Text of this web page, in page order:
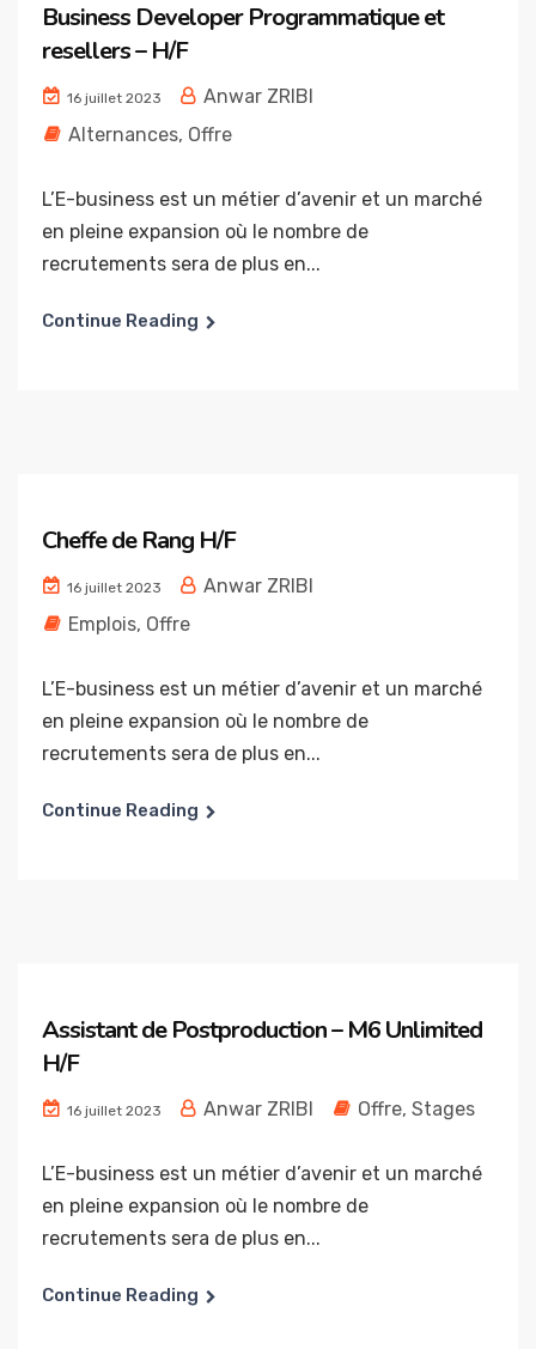
Business Developer Programmatique et
resellers – H/F
16 juillet 2023
Anwar ZRIBI
Alternances, Offre
L’E-business est un métier d’avenir et un marché
en pleine expansion où le nombre de
recrutements sera de plus en...
Continue Reading
Cheffe de Rang H/F
16 juillet 2023
Anwar ZRIBI
Emplois, Offre
L’E-business est un métier d’avenir et un marché
en pleine expansion où le nombre de
recrutements sera de plus en...
Continue Reading
Assistant de Postproduction – M6 Unlimited
H/F
16 juillet 2023 Anwar ZRIBI Offre, Stages
L’E-business est un métier d’avenir et un marché
en pleine expansion où le nombre de
recrutements sera de plus en...
Continue Reading